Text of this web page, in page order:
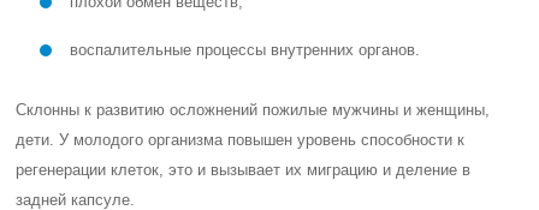
воспалительные процессы внутренних органов.
Склонны к развитию осложнений пожилые мужчины и женщины,
дети. У молодого организма повышен уровень способности к
регенерации клеток, это и вызывает их миграцию и деление в
задней капсуле.